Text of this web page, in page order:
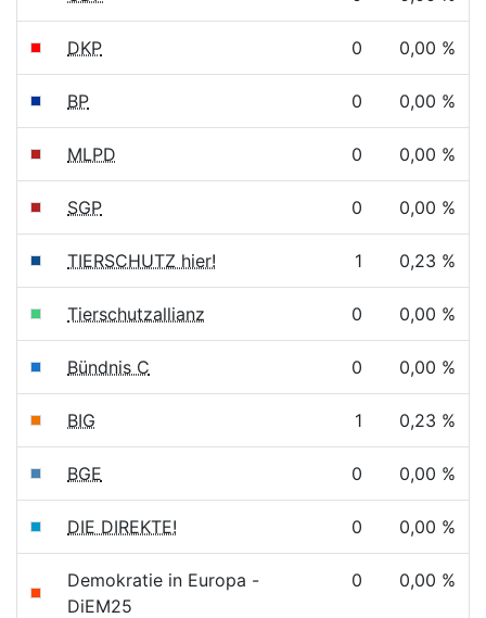
DKP 0 0,00 %
BP 0 0,00 %
MLPD 0 0,00 %
SGP 0 0,00 %
TIERSCHUTZ hier! 1 0,23 %
Tierschutzallianz 0 0,00 %
Bündnis C 0 0,00 %
BIG 1 0,23 %
BGE 0 0,00 %
DIE DIREKTE! 0 0,00 %
Demokratie in Europa -
DiEM25
0 0,00 %